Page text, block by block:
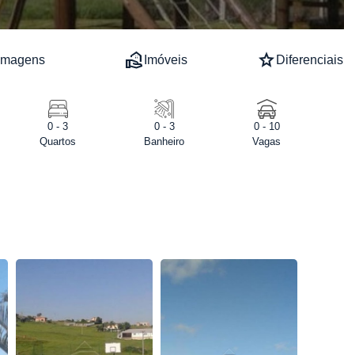
Imagens real_estate_agent Imóveis star Diferenciais
0 - 3
Quartos
0 - 3
Banheiro
0 - 10
Vagas